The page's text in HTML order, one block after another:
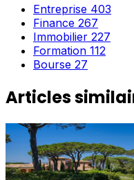
Entreprise 403
Finance 267
Immobilier 227
Formation 112
Bourse 27
Articles